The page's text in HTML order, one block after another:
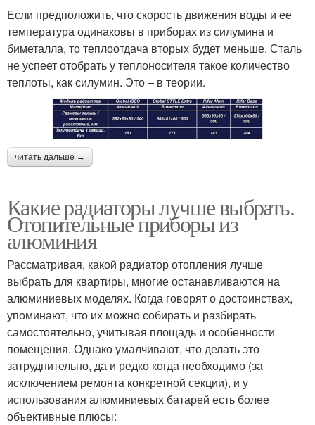
Если предположить, что скорость движения воды и ее
температура одинаковы в приборах из силумина и
биметалла, то теплоотдача вторых будет меньше. Сталь
не успеет отобрать у теплоносителя такое количество
теплоты, как силумин. Это – в теории.
читать дальше →
Какие радиаторы лучше выбрать.
Отопительные приборы из
алюминия
Рассматривая, какой радиатор отопления лучше
выбрать для квартиры, многие останавливаются на
алюминиевых моделях. Когда говорят о достоинствах,
упоминают, что их можно собирать и разбирать
самостоятельно, учитывая площадь и особенности
помещения. Однако умалчивают, что делать это
затруднительно, да и редко когда необходимо (за
исключением ремонта конкретной секции), и у
использования алюминиевых батарей есть более
объективные плюсы: